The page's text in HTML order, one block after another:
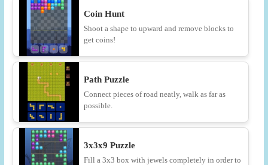
Coin Hunt
Shoot a shape to upward and remove blocks to
get coins!
Path Puzzle
Connect pieces of road neatly, walk as far as
possible.
3x3x9 Puzzle
Fill a 3x3 box with jewels completely in order to